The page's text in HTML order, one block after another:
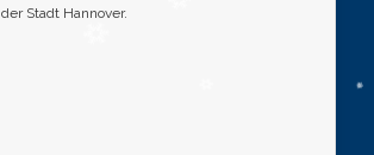
der Stadt Hannover.